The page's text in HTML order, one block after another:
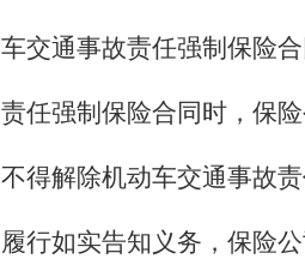
交通事故责任强制保险
任强制保险合同时，保
得解除机动车交通事故
行如实告知义务，保险